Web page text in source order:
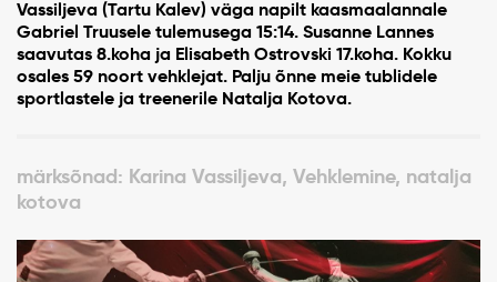
Vassiljeva (Tartu Kalev) väga napilt kaasmaalannale
Gabriel Truusele tulemusega 15:14. Susanne Lannes
saavutas 8.koha ja Elisabeth Ostrovski 17.koha. Kokku
osales 59 noort vehklejat. Palju õnne meie tublidele
sportlastele ja treenerile Natalja Kotova.
märksõnad: Karina Vassiljeva, Vehklemine, natalja
kotova